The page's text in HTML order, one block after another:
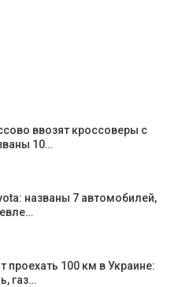
ввозят кроссоверы с
10…
названы 7 автомобилей,
проехать 100 км в Украине:
газ…